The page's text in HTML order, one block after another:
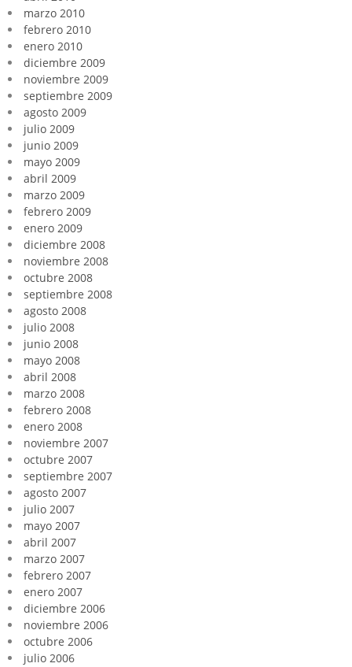
marzo 2010
febrero 2010
enero 2010
diciembre 2009
noviembre 2009
septiembre 2009
agosto 2009
julio 2009
junio 2009
mayo 2009
abril 2009
marzo 2009
febrero 2009
enero 2009
diciembre 2008
noviembre 2008
octubre 2008
septiembre 2008
agosto 2008
julio 2008
junio 2008
mayo 2008
abril 2008
marzo 2008
febrero 2008
enero 2008
noviembre 2007
octubre 2007
septiembre 2007
agosto 2007
julio 2007
mayo 2007
abril 2007
marzo 2007
febrero 2007
enero 2007
diciembre 2006
noviembre 2006
octubre 2006
julio 2006